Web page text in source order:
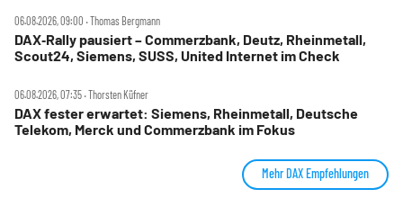
06.08.2026, 09:00 ‧ Thomas Bergmann
DAX‑Rally pausiert – Commerzbank, Deutz, Rheinmetall,
Scout24, Siemens, SUSS, United Internet im Check
06.08.2026, 07:35 ‧ Thorsten Küfner
DAX fester erwartet: Siemens, Rheinmetall, Deutsche
Telekom, Merck und Commerzbank im Fokus
Mehr DAX Empfehlungen